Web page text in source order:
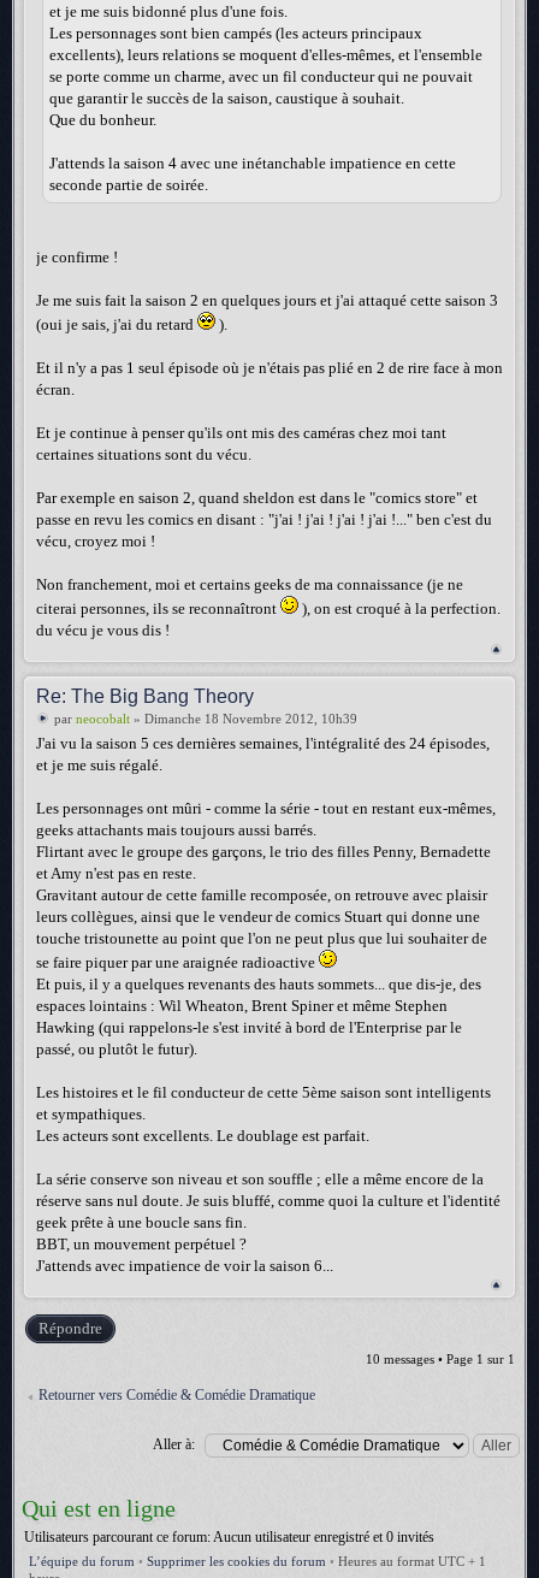
et je me suis bidonné plus d'une fois.
Les personnages sont bien campés (les acteurs principaux
excellents), leurs relations se moquent d'elles-mêmes, et l'ensemble
se porte comme un charme, avec un fil conducteur qui ne pouvait
que garantir le succès de la saison, caustique à souhait.
Que du bonheur.
J'attends la saison 4 avec une inétanchable impatience en cette
seconde partie de soirée.
je confirme !
Je me suis fait la saison 2 en quelques jours et j'ai attaqué cette saison 3
(oui je sais, j'ai du retard
).
Et il n'y a pas 1 seul épisode où je n'étais pas plié en 2 de rire face à mon
écran.
Et je continue à penser qu'ils ont mis des caméras chez moi tant
certaines situations sont du vécu.
Par exemple en saison 2, quand sheldon est dans le "comics store" et
passe en revu les comics en disant : "j'ai ! j'ai ! j'ai ! j'ai !..." ben c'est du
vécu, croyez moi !
Non franchement, moi et certains geeks de ma connaissance (je ne
citerai personnes, ils se reconnaîtront
), on est croqué à la perfection.
du vécu je vous dis !
Re: The Big Bang Theory
par neocobalt » Dimanche 18 Novembre 2012, 10h39
J'ai vu la saison 5 ces dernières semaines, l'intégralité des 24 épisodes,
et je me suis régalé.
Les personnages ont mûri - comme la série - tout en restant eux-mêmes,
geeks attachants mais toujours aussi barrés.
Flirtant avec le groupe des garçons, le trio des filles Penny, Bernadette
et Amy n'est pas en reste.
Gravitant autour de cette famille recomposée, on retrouve avec plaisir
leurs collègues, ainsi que le vendeur de comics Stuart qui donne une
touche tristounette au point que l'on ne peut plus que lui souhaiter de
se faire piquer par une araignée radioactive
Et puis, il y a quelques revenants des hauts sommets... que dis-je, des
espaces lointains : Wil Wheaton, Brent Spiner et même Stephen
Hawking (qui rappelons-le s'est invité à bord de l'Enterprise par le
passé, ou plutôt le futur).
Les histoires et le fil conducteur de cette 5ème saison sont intelligents
et sympathiques.
Les acteurs sont excellents. Le doublage est parfait.
La série conserve son niveau et son souffle ; elle a même encore de la
réserve sans nul doute. Je suis bluffé, comme quoi la culture et l'identité
geek prête à une boucle sans fin.
BBT, un mouvement perpétuel ?
J'attends avec impatience de voir la saison 6...
Répondre
10 messages • Page 1 sur 1
Retourner vers Comédie & Comédie Dramatique
Aller à:
Qui est en ligne
Utilisateurs parcourant ce forum: Aucun utilisateur enregistré et 0 invités
L’équipe du forum • Supprimer les cookies du forum • Heures au format UTC + 1